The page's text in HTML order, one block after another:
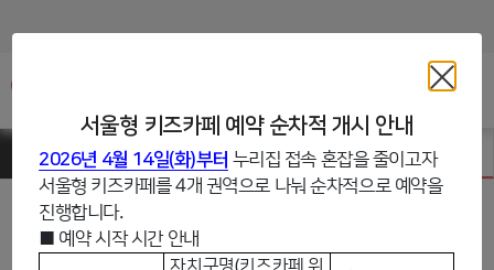
서울형키즈카페 서울형 키즈카페 예약
서울형 키즈카페 예약 순차적 개시 안내
2026년 4월 14일(화)부터 누리집 접속 혼잡을 줄이고자
서울형 키즈카페를 4개 권역으로 나눠 순차적으로 예약을
진행합니다.
■ 예약 시작 시간 안내
자치구명(키즈카페 위